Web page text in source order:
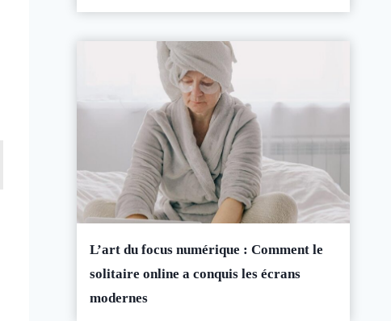
L’art du focus numérique : Comment le
solitaire online a conquis les écrans
modernes